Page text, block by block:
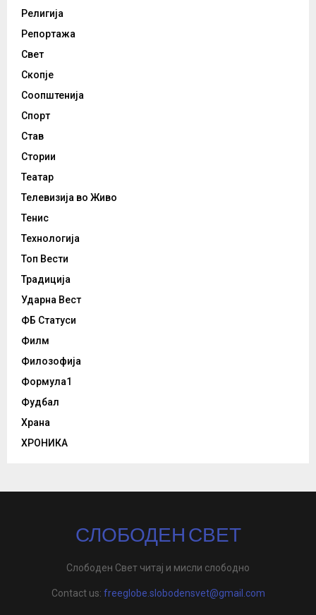
Религија
Репортажа
Свет
Скопје
Соопштенија
Спорт
Став
Стории
Театар
Телевизија во Живо
Тенис
Технологија
Топ Вести
Традиција
Ударна Вест
ФБ Статуси
Филм
Филозофија
Формула1
Фудбал
Храна
ХРОНИКА
СЛОБОДЕН СВЕТ
Слободен Свет читај и мисли слободно
Contact us: freeglobe.slobodensvet@gmail.com